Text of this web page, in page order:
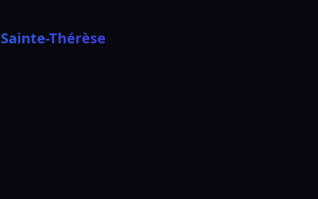
Thérèse